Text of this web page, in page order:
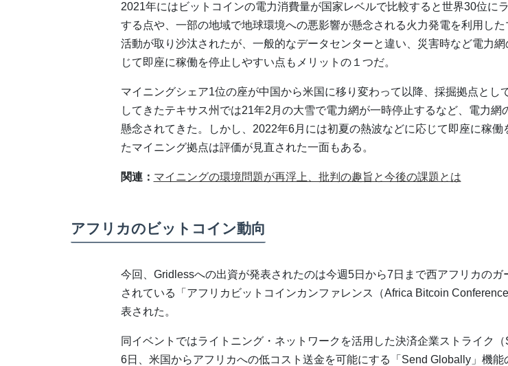
2021年にはビットコインの電力消費量が国家レベルで比較すると世界30位に
する点や、一部の地域で地球環境への悪影響が懸念される火力発電を利用した
活動が取り沙汰されたが、一般的なデータセンターと違い、災害時など電力網
じて即座に稼働を停止しやすい点もメリットの１つだ。
マイニングシェア1位の座が中国から米国に移り変わって以降、採掘拠点とし
してきたテキサス州では21年2月の大雪で電力網が一時停止するなど、電力網
懸念されてきた。しかし、2022年6月には初夏の熱波などに応じて即座に稼働
たマイニング拠点は評価が見直された一面もある。
関連： マイニングの環境問題が再浮上、批判の趣旨と今後の課題とは
アフリカのビットコイン動向
今回、Gridlessへの出資が発表されたのは今週5日から7日まで西アフリカのガ
されている「アフリカビットコインカンファレンス（Africa Bitcoin
表された。
同イベントではライトニング・ネットワークを活用した決済企業ストライク（
6日、米国からアフリカへの低コスト送金を可能にする「Send Globally」機能